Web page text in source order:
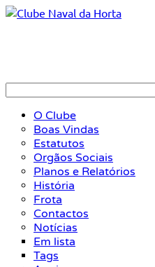
O Clube
Boas Vindas
Estatutos
Orgãos Sociais
Planos e Relatórios
História
Frota
Contactos
Notícias
Em lista
Tags